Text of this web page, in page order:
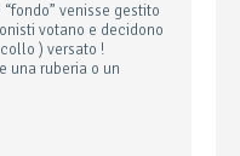
venisse gestito
votano e decidono
) versato !
una ruberia o un